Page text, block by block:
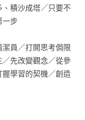
積沙成塔／只要不
一步
員／打開思考侷限
先改變觀念／從參
學習的契機／創造